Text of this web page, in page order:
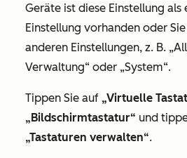
Geräte ist diese Einstellung als
Einstellung vorhanden oder
anderen Einstellungen, z. B.
Verwaltung“ oder „System“.
Tippen Sie auf „Virtuelle
„Bildschirmtastatur“ und
„Tastaturen verwalten“.